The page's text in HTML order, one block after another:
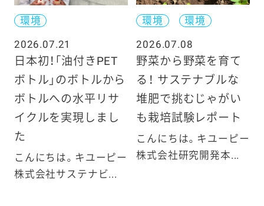
環境
2026.07.21
日本初！「油付きPET
ボトル」のボトルから
ボトルへの水平リサ
イクルを実現しまし
た
こんにちは。キユーピー
株式会社サステナビ...
環境
環境
2026.07.08
野菜から野菜を育て
る！ サステナブルな
堆肥で挑むじゃがい
も栽培試験レポート
こんにちは。キユーピー
株式会社研究開発本...